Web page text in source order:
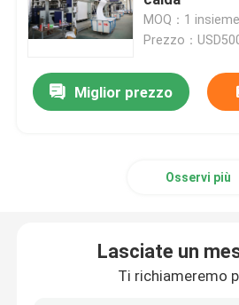
Asciugatrice del tessuto
Macchina della regolazione di
apparecchio di tintura del
MOQ：1 insieme
Prezzo：
Miglior prezzo
Osservi più
Lasciate un
Ti richiameremo